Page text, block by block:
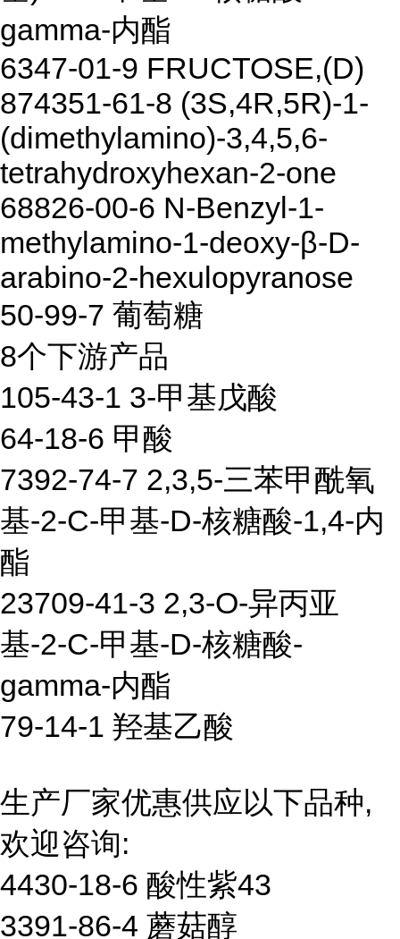
gamma-内酯
6347-01-9 FRUCTOSE,(D)
874351-61-8 (3S,4R,5R)-1-
(dimethylamino)-3,4,5,6-
tetrahydroxyhexan-2-one
68826-00-6 N-Benzyl-1-
methylamino-1-deoxy-β-D-
arabino-2-hexulopyranose
50-99-7 葡萄糖
8个下游产品
105-43-1 3-甲基戊酸
64-18-6 甲酸
7392-74-7 2,3,5-三苯甲酰氧
基-2-C-甲基-D-核糖酸-1,4-内
酯
23709-41-3 2,3-O-异丙亚
基-2-C-甲基-D-核糖酸-
gamma-内酯
79-14-1 羟基乙酸
生产厂家优惠供应以下品种,
欢迎咨询:
4430-18-6 酸性紫43
3391-86-4 蘑菇醇